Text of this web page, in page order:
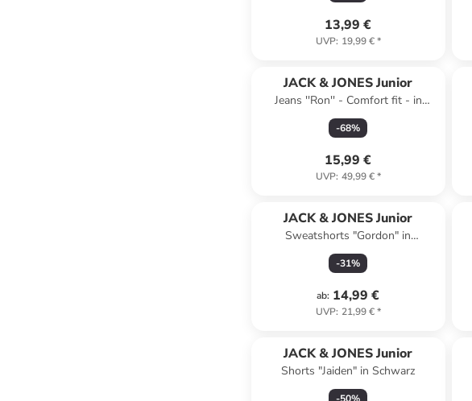
13,99 €
UVP: 19,99 €*
JACK & JONES Junior
Jeans ''Ron'' - Comfort fit - in
Dunkelblau
-68%
15,99 €
UVP: 49,99 €*
JACK & JONES Junior
Sweatshorts "Gordon" in
Dunkelblau
-31%
ab: 14,99 €
UVP: 21,99 €*
JACK & JONES Junior
Shorts "Jaiden" in Schwarz